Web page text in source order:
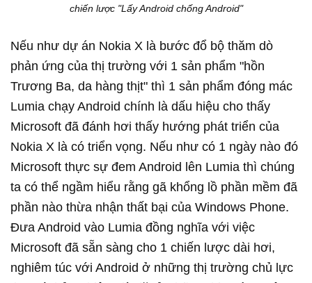
chiến lược "Lấy Android chống Android"
Nếu như dự án Nokia X là bước đổ bộ thăm dò
phản ứng của thị trường với 1 sản phẩm "hồn
Trương Ba, da hàng thịt" thì 1 sản phẩm đóng mác
Lumia chạy Android chính là dấu hiệu cho thấy
Microsoft đã đánh hơi thấy hướng phát triển của
Nokia X là có triển vọng. Nếu như có 1 ngày nào đó
Microsoft thực sự đem Android lên Lumia thì chúng
ta có thể ngầm hiểu rằng gã khổng lồ phần mềm đã
phần nào thừa nhận thất bại của Windows Phone.
Đưa Android vào Lumia đồng nghĩa với việc
Microsoft đã sẵn sàng cho 1 chiến lược dài hơi,
nghiêm túc với Android ở những thị trường chủ lực